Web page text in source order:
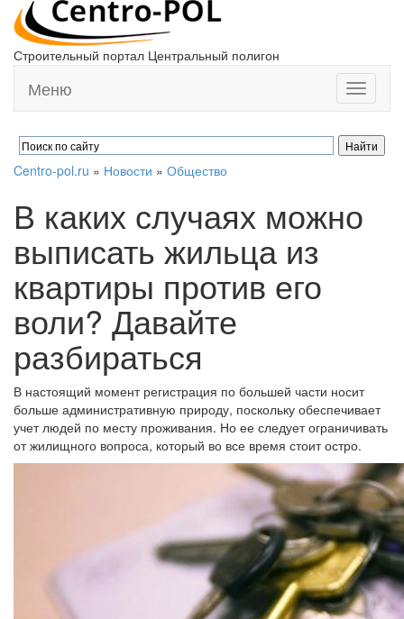
Строительный портал Центральный полигон
Toggle
Меню
Centro-pol.ru » Новости » Общество
В каких случаях можно
выписать жильца из
квартиры против его
воли? Давайте
разбираться
В настоящий момент регистрация по большей части носит
больше административную природу, поскольку обеспечивает
учет людей по месту проживания. Но ее следует ограничивать
от жилищного вопроса, который во все время стоит остро.